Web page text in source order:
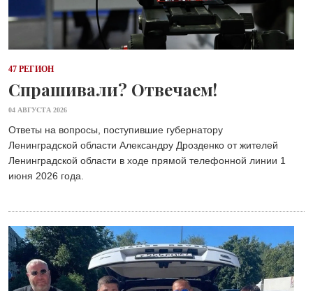
47 РЕГИОН
Спрашивали? Отвечаем!
04 АВГУСТА 2026
Ответы на вопросы, поступившие губернатору
Ленинградской области Александру Дрозденко от жителей
Ленинградской области в ходе прямой телефонной линии 1
июня 2026 года.